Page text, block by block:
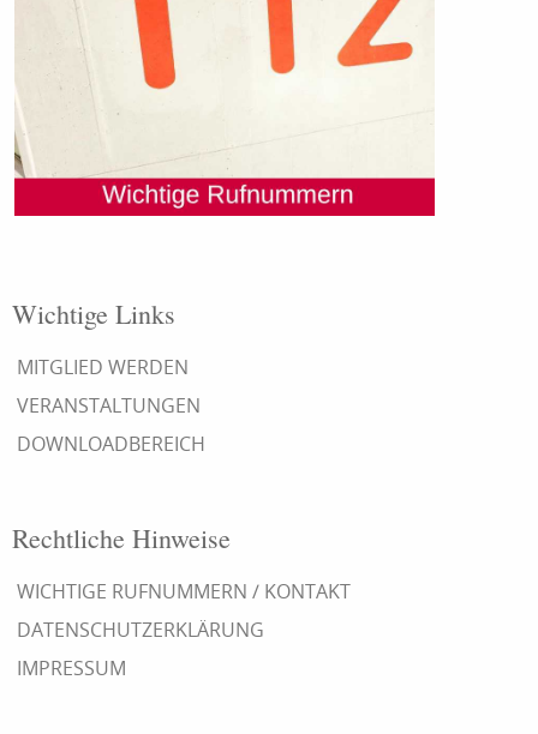
Wichtige Links
MITGLIED WERDEN
VERANSTALTUNGEN
DOWNLOADBEREICH
Rechtliche Hinweise
WICHTIGE RUFNUMMERN / KONTAKT
DATENSCHUTZERKLÄRUNG
IMPRESSUM